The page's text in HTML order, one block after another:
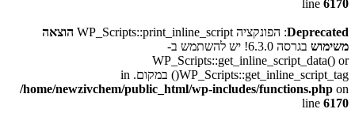
line 6170
Deprecated: הפונקציה WP_Scripts::print_inline_script
הוצאה
משימוש
בגרסה 6.3.0! יש להשתמש ב-
WP_Scripts::get_inline_script_data() or
WP_Scripts::get_inline_script_tag() במקום. in
/home/newzivchem/public_html/wp-includes/functions.php on
line 6170